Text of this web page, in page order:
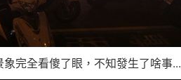
完全看傻了眼，不知發生了啥事...